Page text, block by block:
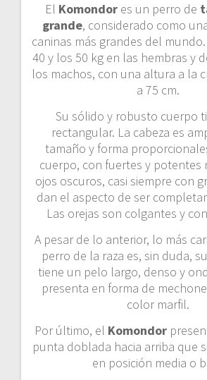
El Komondores un perro de
grande, considerado como
caninas más grandes del
40 y los 50 kg en las hembras y
los machos, con una altura a la
a 75 cm.
Su sólido y robusto cuerpo
rectangular. La cabeza es
tamaño y forma
cuerpo, con fuertes y potentes
ojos oscuros, casi siempre con
dan el aspecto de ser
Las orejas son colgantes y
A pesar de lo anterior, lo más
perro de la raza es, sin duda,
tiene un pelo largo, denso y
presenta en forma de
color marfil.
Por último, el Komondor
punta doblada hacia arriba que
en posición media o